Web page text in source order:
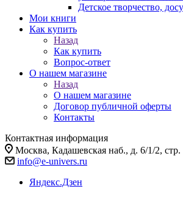
Детское творчество,
Мои книги
Как купить
Назад
Как купить
Вопрос-ответ
О нашем магазине
Назад
О нашем магазине
Договор публичной оферты
Контакты
Контактная информация
Москва, Кадашевская наб., д. 6/1/2, стр.
info@e-univers.ru
Яндекс.Дзен